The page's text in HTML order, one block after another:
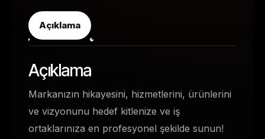
Açıklama
Açıklama
Markanızın hikayesini, hizmetlerini, ürünlerini
ve vizyonunu hedef kitlenize ve iş
ortaklarınıza en profesyonel şekilde sunun!